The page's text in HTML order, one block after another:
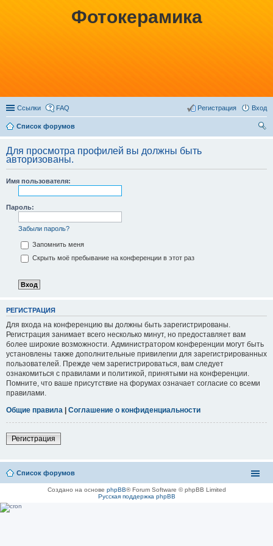
Фотокерамика
Ссылки FAQ Вход
Регистрация
Список форумов
Для просмотра профилей вы должны быть
авторизованы.
Имя пользователя:
Пароль:
Забыли пароль?
Запомнить меня
Скрыть моё пребывание на конференции в этот раз
РЕГИСТРАЦИЯ
Для входа на конференцию вы должны быть зарегистрированы.
Регистрация занимает всего несколько минут, но предоставляет вам
более широкие возможности. Администратором конференции могут быть
установлены также дополнительные привилегии для зарегистрированных
пользователей. Прежде чем зарегистрироваться, вам следует
ознакомиться с правилами и политикой, принятыми на конференции.
Помните, что ваше присутствие на форумах означает согласие со всеми
правилами.
Общие правила | Соглашение о конфиденциальности
Регистрация
Список форумов
Создано на основе phpBB® Forum Software © phpBB Limited
Русская поддержка phpBB